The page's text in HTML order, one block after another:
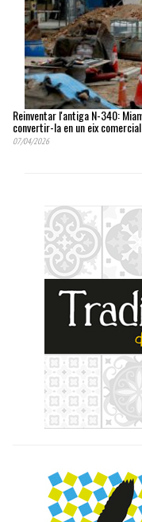
Reinventar l'antiga N-340:
convertir-la en un eix
07/04/2026